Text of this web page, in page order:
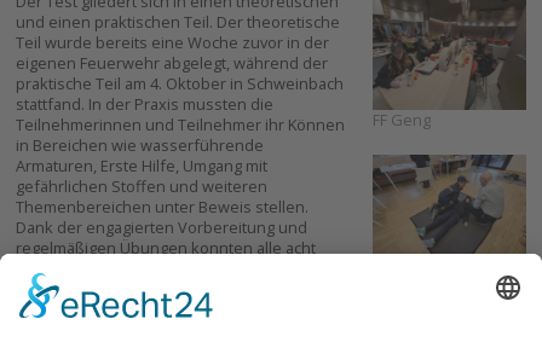
FF Geng
und einen praktischen Teil. Der theoretische
Teil wurde bereits eine Woche zuvor in der
eigenen Feuerwehr abgelegt, während der
praktische Teil am 4. Oktober in Schweinbach
stattfand. In der Praxis mussten die
Teilnehmerinnen und Teilnehmer ihr Können
in Bereichen wie wasserführende
Armaturen, Erste Hilfe, Umgang mit
gefährlichen Stoffen und weiteren
Themenbereichen unter Beweis stellen.
Dank der engagierten Vorbereitung und
regelmäßigen Übungen konnten alle acht
Jugendlichen ihre Prüfungen erfolgreich
ablegen – in den Stufen Bronze und Silber:
Bronze: Daniel Atzmüller, Marco Berger,